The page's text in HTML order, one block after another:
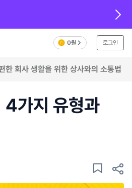
0원 로그인
한 회사 생활을 위한 상사와의 소통법
4가지 유형과